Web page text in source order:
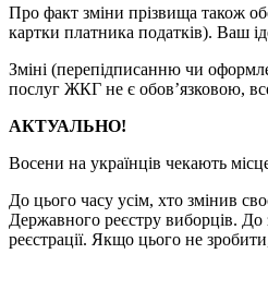
Про факт зміни прізвища також
картки платника податків). Ваш
Зміні (перепідписанню чи
послуг ЖКГ не є обов’язковою,
АКТУАЛЬНО!
Восени на українців чекають
До цього часу усім, хто змінив
Державного реєстру виборців. До
реєстрації. Якщо цього не